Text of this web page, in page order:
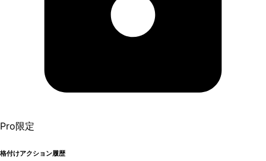
Pro限定
格付けアクション履歴